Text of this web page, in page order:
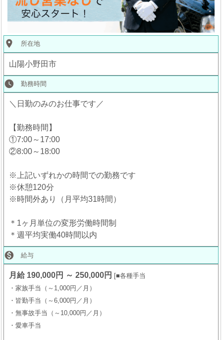
place 所在地
山陽小野田市
watch_later 勤務時間
＼日勤のみのお仕事です／
【勤務時間】
①7:00～17:00
②8:00～18:00
※上記いずれかの時間での勤務です
※休憩120分
※時間外あり（月平均31時間）
＊1ヶ月単位の変形労働時間制
＊週平均実働40時間以内
 給与
月給 190,000円 ～ 250,000円
■各種手当
・家族手当（～1,000円／月）
・皆勤手当（～6,000円／月）
・無事故手当（～10,000円／月）
・愛車手当